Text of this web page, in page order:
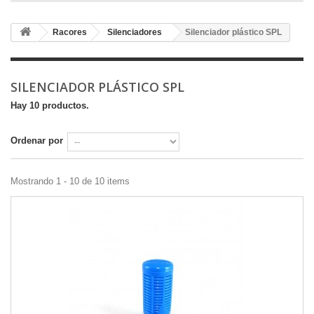
Racores Silenciadores Silenciador plástico SPL
SILENCIADOR PLÁSTICO SPL
Hay 10 productos.
Ordenar por
Mostrando 1 - 10 de 10 items